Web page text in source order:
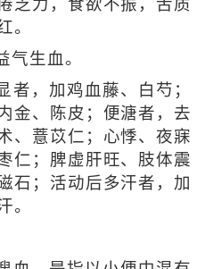
乏力，食欲不振，舌质
。
气生血。
者，加鸡血藤、白芍；
金、陈皮；便溏者，去
、薏苡仁；心悸、夜寐
仁；脾虚肝旺、肢体震
石；活动后多汗者，加
。